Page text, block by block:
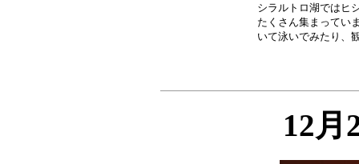
シラルトロ湖ではヒ
たくさん集まってい
12月